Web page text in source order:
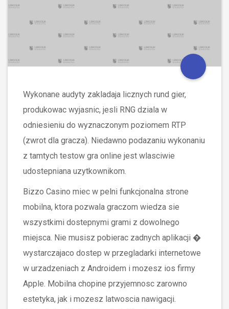
Wykonane audyty zakladaja licznych rund gier,
produkowac wyjasnic, jesli RNG dziala w
odniesieniu do wyznaczonym poziomem RTP
(zwrot dla gracza). Niedawno podazaniu wykonaniu
z tamtych testow gra online jest wlasciwie
udostepniana uzytkownikom.
Bizzo Casino miec w pelni funkcjonalna strone
mobilna, ktora pozwala graczom wiedza sie
wszystkimi dostepnymi grami z dowolnego
miejsca. Nie musisz pobierac zadnych aplikacji �
wystarczajaco dostep w przegladarki internetowe
w urzadzeniach z Androidem i mozesz ios firmy
Apple. Mobilna chopine przyjemnosc zarowno
estetyka, jak i mozesz latwoscia nawigacji.